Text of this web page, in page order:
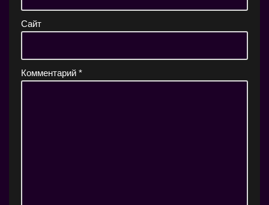
Сайт
Комментарий *